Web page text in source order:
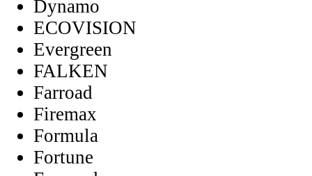
Dynamo
ECOVISION
Evergreen
FALKEN
Farroad
Firemax
Formula
Fortune